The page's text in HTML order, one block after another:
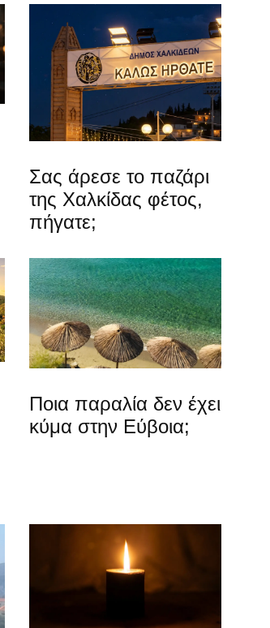
Σας άρεσε το παζάρι
της Χαλκίδας φέτος,
πήγατε;
Ποια παραλία δεν έχει
κύμα στην Εύβοια;